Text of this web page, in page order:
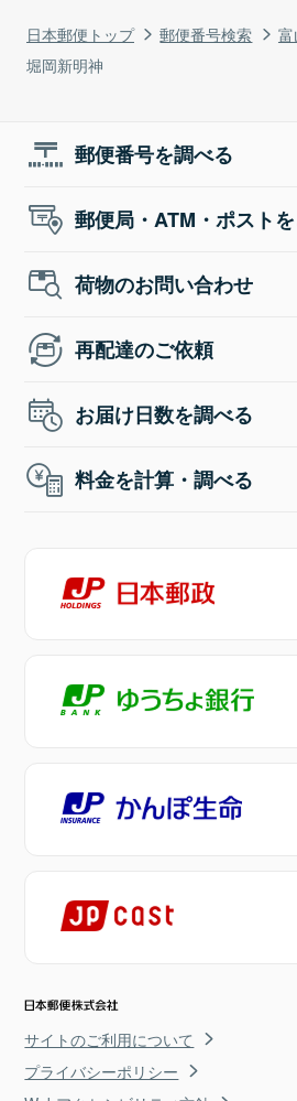
日本郵便トップ 郵便番号検索
堀岡新明神
郵便番号を調べる
郵便局・ATM・ポスト
荷物のお問い合わせ
再配達のご依頼
お届け日数を調べる
料金を計算・調べる
サイトのご利用について
プライバシーポリシー